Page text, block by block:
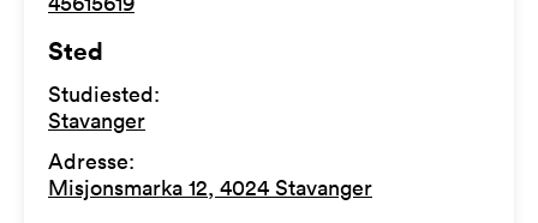
Sted
Studiested:
Stavanger
Adresse:
Misjonsmarka 12, 4024 Stavanger